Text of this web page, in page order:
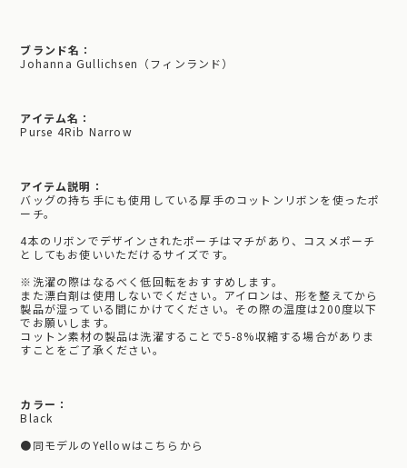
ブランド名：
Johanna Gullichsen（フィンランド）
アイテム名：
Purse 4Rib Narrow
アイテム説明：
バッグの持ち手にも使用している厚手のコットンリボンを使ったポ
ーチ。
4本のリボンでデザインされたポーチはマチがあり、コスメポーチ
としてもお使いいただけるサイズです。
※洗濯の際はなるべく低回転をおすすめします。
また漂白剤は使用しないでください。アイロンは、形を整えてから
製品が湿っている間にかけてください。その際の温度は200度以下
でお願いします。
コットン素材の製品は洗濯することで5-8%収縮する場合がありま
すことをご了承ください。
カラー：
Black
●同モデルのYellowはこちらから